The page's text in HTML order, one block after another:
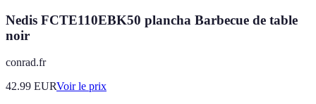
Nedis FCTE110EBK50 plancha Barbecue de table
noir
conrad.fr
42.99 EURVoir le prix